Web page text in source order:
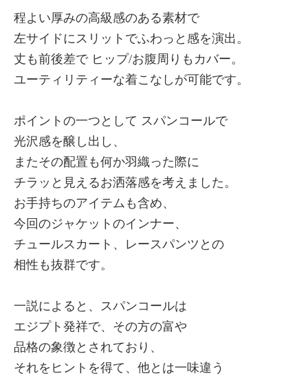
程よい厚みの高級感のある素材で
左サイドにスリットでふわっと感を演出。
丈も前後差で ヒップ/お腹周りもカバー。
ユーティリティーな着こなしが可能です。
ポイントの一つとして スパンコールで
光沢感を醸し出し、
またその配置も何か羽織った際に
チラッと見えるお洒落感を考えました。
お手持ちのアイテムも含め、
今回のジャケットのインナー、
チュールスカート、レースパンツとの
相性も抜群です。
一説によると、スパンコールは
エジプト発祥で、その方の富や
品格の象徴とされており、
それをヒントを得て、他とは一味違う